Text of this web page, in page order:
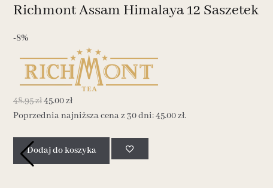
Richmont Assam Himalaya 12 Saszetek
-8%
48.95zł45.00zł
Poprzednia najniższa cena z 30 dni:45.00zł.
Dodaj do koszyka